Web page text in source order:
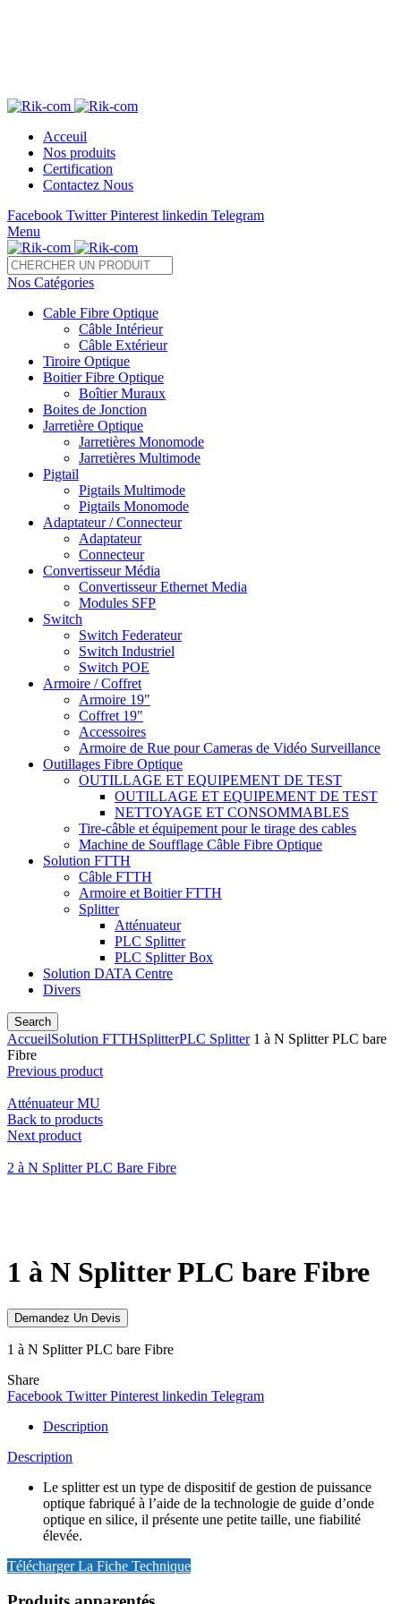
Acceuil
Nos produits
Certification
Contactez Nous
Facebook Twitter Pinterest linkedin Telegram
Menu
Nos Catégories
Cable Fibre Optique
Câble Intérieur
Câble Extérieur
Tiroire Optique
Boitier Fibre Optique
Boîtier Muraux
Boites de Jonction
Jarretière Optique
Jarretières Monomode
Jarretières Multimode
Pigtail
Pigtails Multimode
Pigtails Monomode
Adaptateur / Connecteur
Adaptateur
Connecteur
Convertisseur Média
Convertisseur Ethernet Media
Modules SFP
Switch
Switch Federateur
Switch Industriel
Switch POE
Armoire / Coffret
Armoire 19"
Coffret 19"
Accessoires
Armoire de Rue pour Cameras de Vidéo Surveillance
Outillages Fibre Optique
OUTILLAGE ET EQUIPEMENT DE TEST
OUTILLAGE ET EQUIPEMENT DE TEST
NETTOYAGE ET CONSOMMABLES
Tire-câble et équipement pour le tirage des cables
Machine de Soufflage Câble Fibre Optique
Solution FTTH
Câble FTTH
Armoire et Boitier FTTH
Splitter
Atténuateur
PLC Splitter
PLC Splitter Box
Solution DATA Centre
Divers
Search
AccueilSolution FTTHSplitterPLC Splitter1 à N Splitter PLC bare
Fibre
Previous product
Atténuateur MU
Back to products
Next product
2 à N Splitter PLC Bare Fibre
1 à N Splitter PLC bare Fibre
Demandez Un Devis
1 à N Splitter PLC bare Fibre
Share
Facebook Twitter Pinterest linkedin Telegram
Description
Description
Le splitter est un type de dispositif de gestion de puissance
optique fabriqué à l’aide de la technologie de guide d’onde
optique en silice, il présente une petite taille, une fiabilité
élevée.
Télécharger La Fiche Technique